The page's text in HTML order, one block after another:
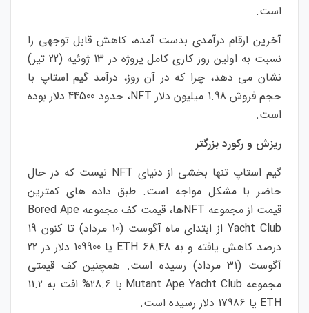
است.
آخرین ارقام درآمدی بدست آمده، کاهش قابل توجهی را
نسبت به اولین روز کاری کامل پروژه در 13 ژوئیه (22 تیر)
نشان می دهد، چرا که در آن روز، درآمد گیم استاپ با
حجم فروش 1.98 میلیون دلار NFT، حدود 44500 دلار بوده
است.
ریزش و رکورد بزرگتر
گیم استاپ تنها بخشی از دنیای NFT نیست که در حال
حاضر با مشکل مواجه است. طبق داده‌ های کمترین
قیمت از مجموعه NFTها، قیمت کف مجموعه Bored Ape
Yacht Club از ابتدای ماه آگوست (10 مرداد) تا کنون 19
درصد کاهش یافته و به 68.48 ETH یا 109900 دلار در 22
آگوست (31 مرداد) رسیده است. همچنین کف قیمتی
مجموعه Mutant Ape Yacht Club با 28.6% افت به 11.2
ETH یا 17986 دلار رسیده است.